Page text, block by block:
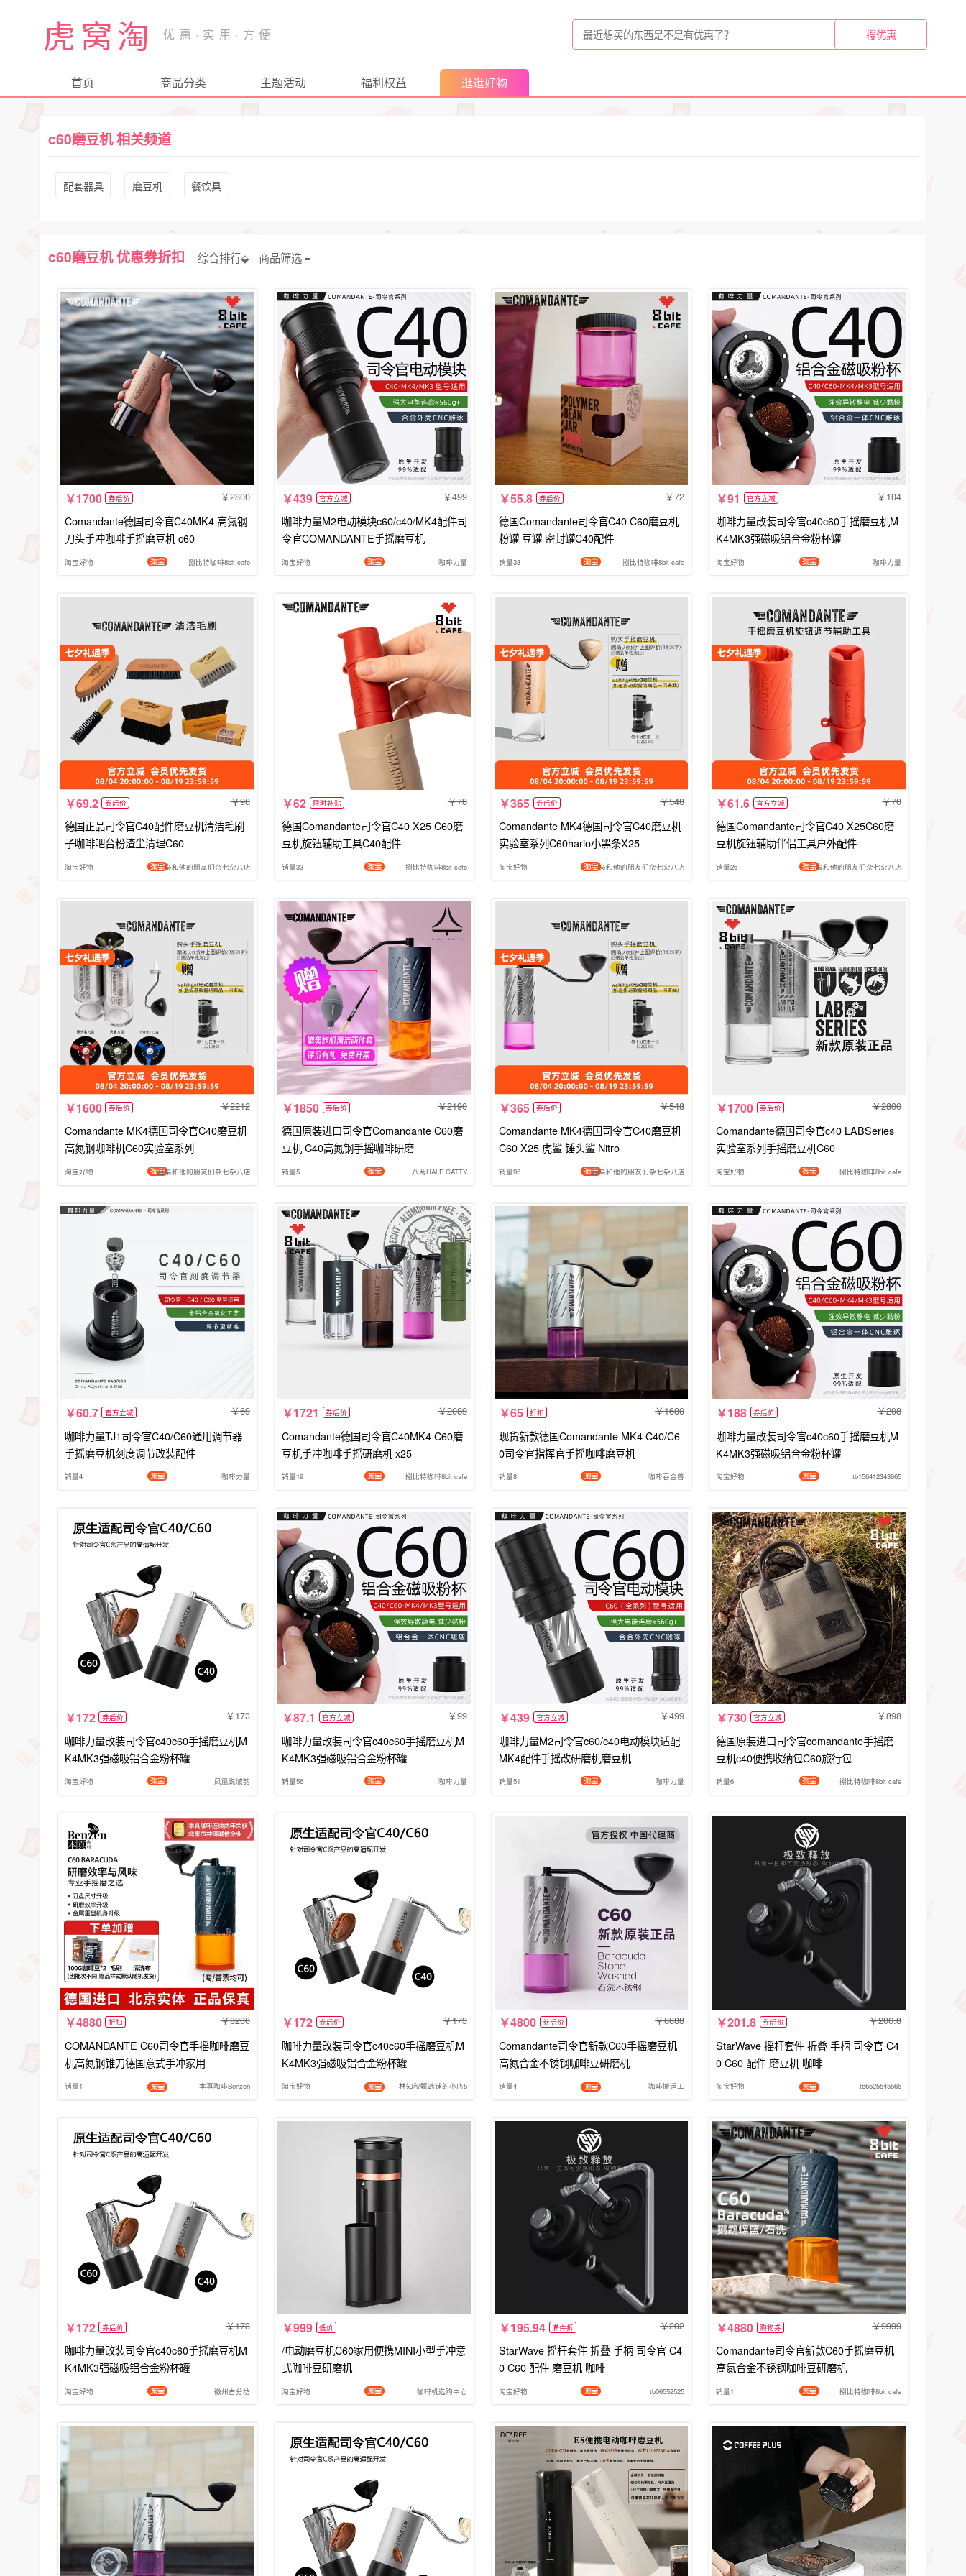
虎窝淘
首页 商品分类 主题活动 福利权益 逛逛好物
c60磨豆机 相关频道
配套器具 磨豆机 餐饮具
c60磨豆机 优惠券折扣 综合排行⬙ 商品筛选
1700 券后价 2800
Comandante德国司令官C40MK4 高氮钢
刀头手冲咖啡手摇磨豆机 c60
淘宝好物 捌比特咖啡8bit cafe
439 官方立减 499
咖啡力量M2电动模块c60/c40/MK4配件司
令官COMANDANTE手摇磨豆机
淘宝好物 咖啡力量
55.8 券后价 72
德国Comandante司令官C40 C60磨豆机
粉罐 豆罐 密封罐C40配件
销量38 捌比特咖啡8bit cafe
91 官方立减 104
咖啡力量改装司令官c40c60手摇磨豆机M
K4MK3强磁吸铝合金粉杯罐
淘宝好物 咖啡力量
69.2 券后价 90
德国正品司令官C40配件磨豆机清洁毛刷
子咖啡吧台粉渣尘清理C60
淘宝好物 吕枭和他的朋友们杂七杂八店
62 限时补贴 78
德国Comandante司令官C40 X25 C60磨
豆机旋钮辅助工具C40配件
销量33 捌比特咖啡8bit cafe
365 券后价 548
Comandante MK4德国司令官C40磨豆机
实验室系列C60hario小黑条X25
淘宝好物 吕枭和他的朋友们杂七杂八店
61.6 官方立减 70
德国Comandante司令官C40 X25C60磨
豆机旋钮辅助伴侣工具户外配件
销量26 吕枭和他的朋友们杂七杂八店
1600 券后价 2212
Comandante MK4德国司令官C40磨豆机
高氮钢咖啡机C60实验室系列
淘宝好物 吕枭和他的朋友们杂七杂八店
1850 券后价 2190
德国原装进口司令官Comandante C60磨
豆机 C40高氮钢手摇咖啡研磨
销量5 八两HALF CATTY
365 券后价 548
Comandante MK4德国司令官C40磨豆机
C60 X25 虎鲨 锤头鲨 Nitro
销量95 吕枭和他的朋友们杂七杂八店
1700 券后价 2800
Comandante德国司令官c40 LABSeries
实验室系列手摇磨豆机C60
淘宝好物 捌比特咖啡8bit cafe
60.7 官方立减 69
咖啡力量TJ1司令官C40/C60通用调节器
手摇磨豆机刻度调节改装配件
销量4 咖啡力量
1721 券后价 2089
Comandante德国司令官C40MK4 C60磨
豆机手冲咖啡手摇研磨机 x25
销量19 捌比特咖啡8bit cafe
65 折扣 1680
现货新款德国Comandante MK4 C40/C6
0司令官指挥官手摇咖啡磨豆机
销量8 咖啡吞金兽
188 券后价 208
咖啡力量改装司令官c40c60手摇磨豆机M
K4MK3强磁吸铝合金粉杯罐
淘宝好物 tb156412343665
172 券后价 173
咖啡力量改装司令官c40c60手摇磨豆机M
K4MK3强磁吸铝合金粉杯罐
淘宝好物 凤凰说城韵
87.1 官方立减 99
咖啡力量改装司令官c40c60手摇磨豆机M
K4MK3强磁吸铝合金粉杯罐
销量56 咖啡力量
439 官方立减 499
咖啡力量M2司令官c60/c40电动模块适配
MK4配件手摇改研磨机磨豆机
销量51 咖啡力量
730 官方立减 898
德国原装进口司令官comandante手摇磨
豆机c40便携收纳包C60旅行包
销量6 捌比特咖啡8bit cafe
4880 折扣 8200
COMANDANTE C60司令官手摇咖啡磨豆
机高氮钢锥刀德国意式手冲家用
销量1 本真咖啡Benzen
172 券后价 173
咖啡力量改装司令官c40c60手摇磨豆机M
K4MK3强磁吸铝合金粉杯罐
淘宝好物 林知秋甄选铺的小店5
4800 券后价 6888
Comandante司令官新款C60手摇磨豆机
高氮合金不锈钢咖啡豆研磨机
销量4 咖啡搬运工
201.8 券后价 206.8
StarWave 摇杆套件 折叠 手柄 司令官 C4
0 C60 配件 磨豆机 咖啡
淘宝好物 tb6525545565
172 券后价 173
咖啡力量改装司令官c40c60手摇磨豆机M
K4MK3强磁吸铝合金粉杯罐
淘宝好物 徽州古分坊
999 低价
/电动磨豆机C60家用便携MINI小型手冲意
式咖啡豆研磨机
淘宝好物 咖啡机选购中心
195.94 满件折 202
StarWave 摇杆套件 折叠 手柄 司令官 C4
0 C60 配件 磨豆机 咖啡
淘宝好物 tb06552525
4880 购物券 9999
Comandante司令官新款C60手摇磨豆机
高氮合金不锈钢咖啡豆研磨机
销量1 捌比特咖啡8bit cafe